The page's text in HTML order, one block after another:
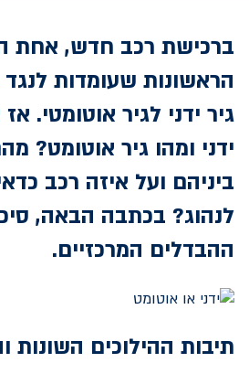
ברכישת רכב חדש, אחת
הראשונות שעומדות לנגד
גיר ידני לגיר אוטומטי.
ידני ומהו גיר אוטומט?
ביניהם ועל איזה רכב
לנהוג? בכתבה הבאה,
ההבדלים המרכזיים.
תיבות ההילוכים השונות